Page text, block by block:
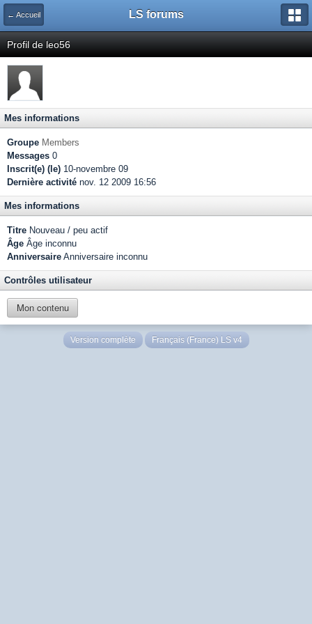
← Accueil LS forums
Profil de leo56
Mes informations
Groupe Members
Messages 0
Inscrit(e) (le) 10-novembre 09
Dernière activité nov. 12 2009 16:56
Mes informations
Titre Nouveau / peu actif
Âge Âge inconnu
Anniversaire Anniversaire inconnu
Contrôles utilisateur
Mon contenu
Version complète Français (France) LS v4